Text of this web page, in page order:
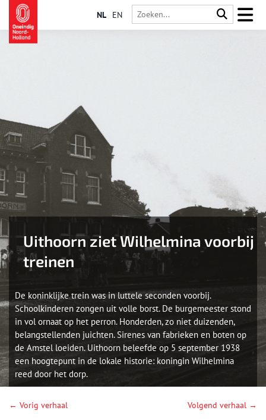
NL EN
Uithoorn ziet Wilhelmina voorbij
treinen
De koninklijke trein was in luttele seconden voorbij.
Schoolkinderen zongen uit volle borst. De burgemeester stond
in vol ornaat op het perron. Honderden, zo niet duizenden,
belangstellenden juichten. Sirenes van fabrieken en boten op
de Amstel loeiden. Uithoorn beleefde op 5 september 1938
een hoogtepunt in de lokale historie: koningin Wilhelmina
reed door het dorp.
← Vorig verhaal Volgend verhaal →